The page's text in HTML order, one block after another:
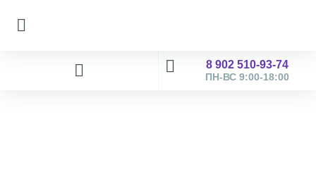
8 902 510-93-74
ПН-ВС 9:00-18:00